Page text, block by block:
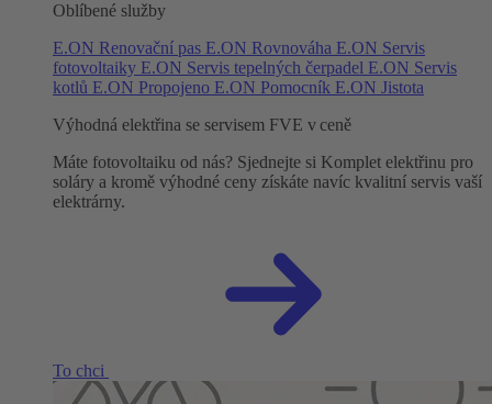
Oblíbené služby
E.ON Renovační pas E.ON Rovnováha E.ON Servis
fotovoltaiky E.ON Servis tepelných čerpadel E.ON Servis
kotlů E.ON Propojeno E.ON Pomocník E.ON Jistota
Výhodná elektřina se servisem FVE v ceně
Máte fotovoltaiku od nás? Sjednejte si Komplet elektřinu pro
soláry a kromě výhodné ceny získáte navíc kvalitní servis vaší
elektrárny.
To chci